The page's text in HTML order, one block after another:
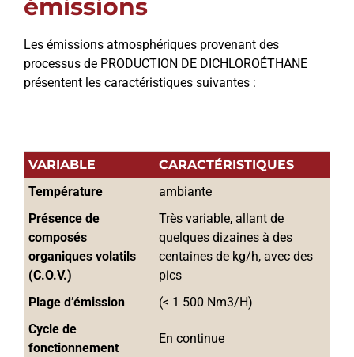
émissions
Les émissions atmosphériques provenant des
processus de PRODUCTION DE DICHLOROÉTHANE
présentent les caractéristiques suivantes :
VARIABLE
CARACTÉRISTIQUES
Température
ambiante
Présence de
composés
organiques volatils
(C.O.V.)
Très variable, allant de
quelques dizaines à des
centaines de kg/h, avec des
pics
Plage d’émission
(< 1 500 Nm3/H)
Cycle de
fonctionnement
En continue